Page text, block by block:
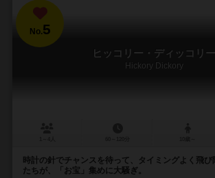
No.5
ヒッコリー・ディッコリー
Hickory Dickory
時計の針でチャンスを待って、タイミングよく飛
たちが、「お宝」集めに大騒ぎ。